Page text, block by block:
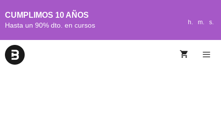
CUMPLIMOS 10 AÑOS
Hasta un 90% dto. en cursos h. m. s.